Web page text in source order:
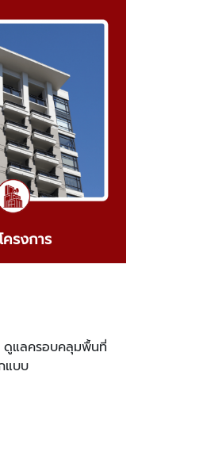
ครงการ
ดูแลครอบคลุมพื้นที่
แบบ